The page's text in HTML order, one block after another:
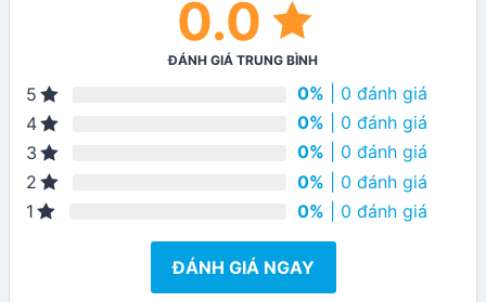
0.0
ĐÁNH GIÁ TRUNG BÌNH
5 0% | 0 đánh giá
4
0% | 0 đánh giá
3
0% | 0 đánh giá
2
0% | 0 đánh giá
1
0% | 0 đánh giá
ĐÁNH GIÁ NGAY